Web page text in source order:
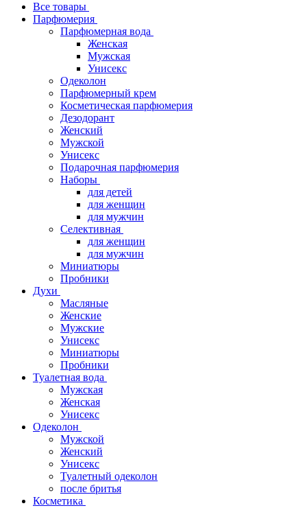
Все товары
Парфюмерия
Парфюмерная вода
Женская
Мужская
Унисекс
Одеколон
Парфюмерный крем
Косметическая парфюмерия
Дезодорант
Женский
Мужской
Унисекс
Подарочная парфюмерия
Наборы
для детей
для женщин
для мужчин
Селективная
для женщин
для мужчин
Миниатюры
Пробники
Духи
Масляные
Женские
Мужские
Унисекс
Миниатюры
Пробники
Туалетная вода
Мужская
Женская
Унисекс
Одеколон
Мужской
Женский
Унисекс
Туалетный одеколон
после бритья
Косметика